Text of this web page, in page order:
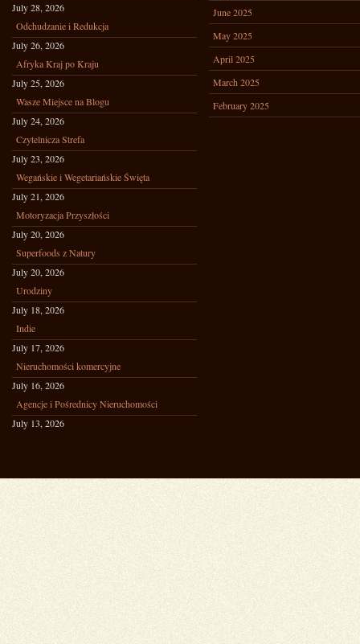
July 28, 2026
Odchudzanie i Redukcja
July 26, 2026
Afryka Kraj po Kraju
July 25, 2026
Wasze Miejsce na Blogu
July 24, 2026
Czytelnicza Strefa
July 23, 2026
Wegańskie i Wegetariańskie Święta
July 21, 2026
Motoryzacja Przyszłości
July 20, 2026
Superfoods z Natury
July 20, 2026
Urodziny
July 18, 2026
Indie
July 17, 2026
Nieruchomości komercyjne
July 16, 2026
Agencje i Pośrednicy Nieruchomości
July 13, 2026
June 2025
May 2025
April 2025
March 2025
February 2025